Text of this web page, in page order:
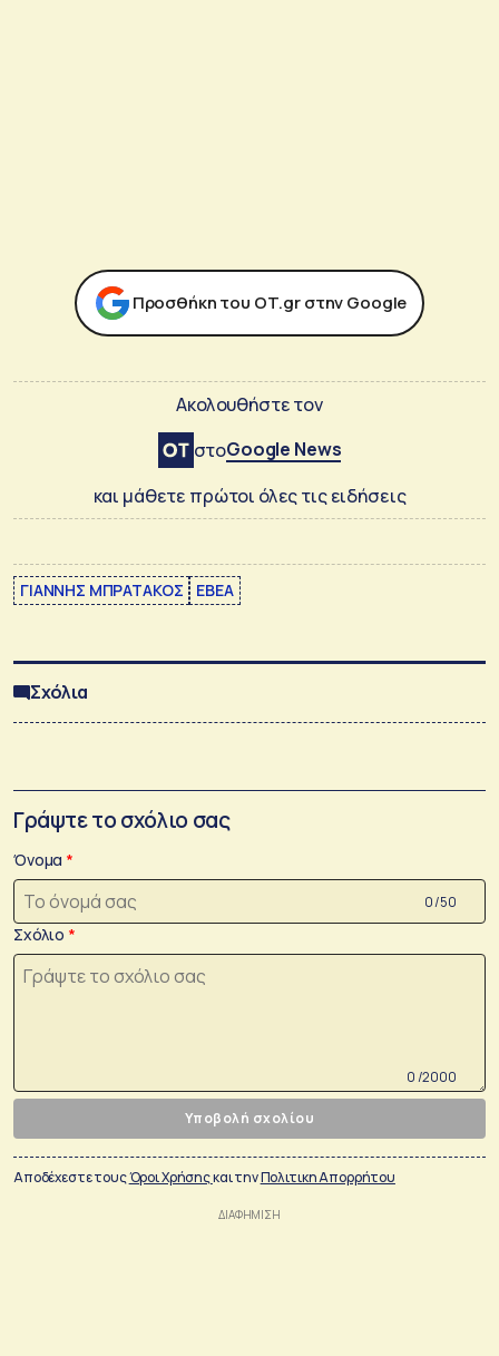
Προσθήκη του ΟΤ.gr στην Google
Ακολουθήστε τον
στοGoogle News
και μάθετε πρώτοι όλες τις ειδήσεις
ΓΙΑΝΝΗΣ ΜΠΡΑΤΑΚΟΣ ΕΒΕΑ
Σχόλια
Γράψτε το σχόλιο σας
Όνομα
0 /50
Σχόλιο
0 /2000
Υποβολή σχολίου
Αποδέχεστε τουςΌροι Χρήσηςκαι τηνΠολιτικη Απορρήτου